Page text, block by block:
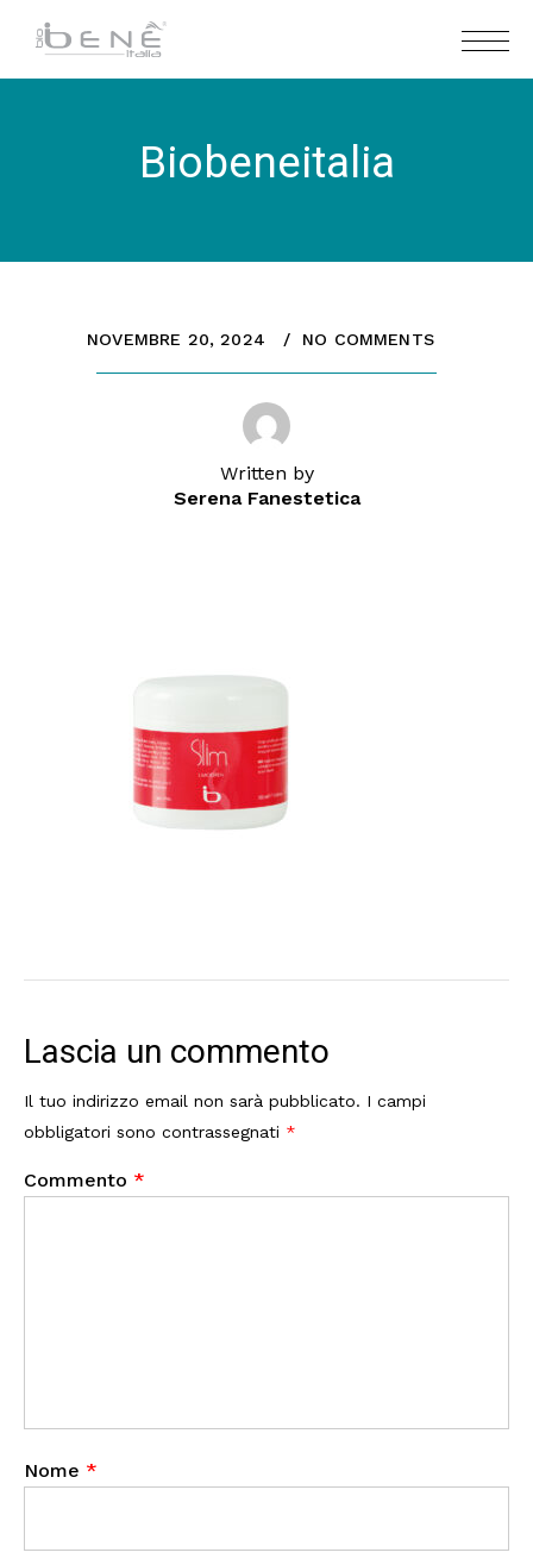
Biobeneitalia
NOVEMBRE 20, 2024 NO COMMENTS
Written by
Serena Fanestetica
Lascia un commento
Il tuo indirizzo email non sarà pubblicato. I campi
obbligatori sono contrassegnati *
Commento *
Nome *